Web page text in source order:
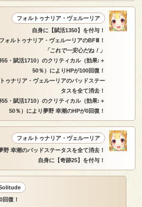
フォルトゥナリア・ヴェルーリア
自身に【賦活1350】を付与！
フォルトゥナリア・ヴェルーリアのBFⅢ！
「これで一安心だね！」
・賦活1710）のクリティカル（効果:＋
50％）によりHPが100回復！
ゥナリア・ヴェルーリアのバッドステー
タスを全て消去！
・賦活1710）のクリティカル（効果:＋
50％）により夢野 幸潮のHPが0回復！
フォルトゥナリア・ヴェルーリア
幸潮のバッドステータスを全て消去！
自身に【奇跡25】を付与！
復！